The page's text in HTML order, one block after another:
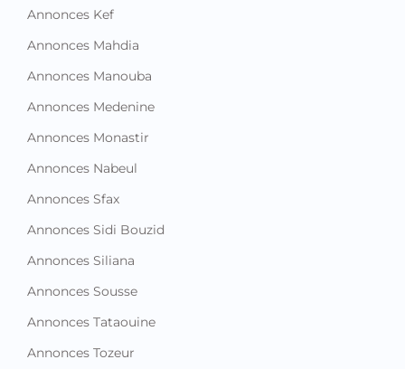
Annonces Kef
Annonces Mahdia
Annonces Manouba
Annonces Medenine
Annonces Monastir
Annonces Nabeul
Annonces Sfax
Annonces Sidi Bouzid
Annonces Siliana
Annonces Sousse
Annonces Tataouine
Annonces Tozeur